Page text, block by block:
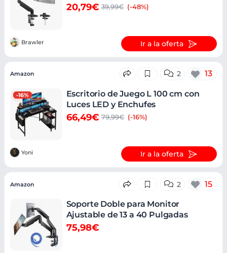
20,79€ 39,99€ (-48%)
Brawler Ir a la oferta
-16%
Amazon 2 13
Escritorio de Juego L 100 cm con
Luces LED y Enchufes
66,49€ 79,99€ (-16%)
Yoni Ir a la oferta
Amazon 2 15
Soporte Doble para Monitor
Ajustable de 13 a 40 Pulgadas
75,98€